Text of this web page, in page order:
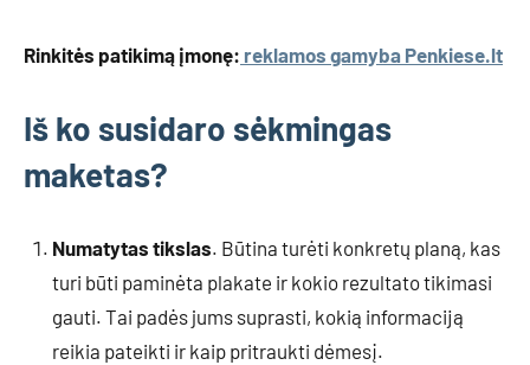
Rinkitės patikimą įmonę: reklamos gamyba Penkiese.lt
Iš ko susidaro sėkmingas
maketas?
Numatytas tikslas. Būtina turėti konkretų planą, kas
turi būti paminėta plakate ir kokio rezultato tikimasi
gauti. Tai padės jums suprasti, kokią informaciją
reikia pateikti ir kaip pritraukti dėmesį.